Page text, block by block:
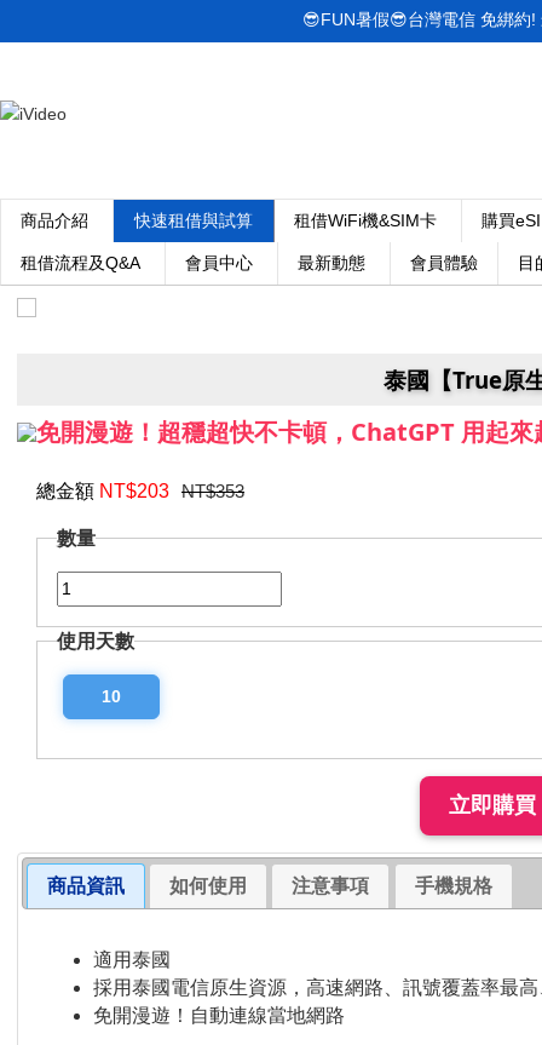
商品介紹 快速租借與試算 租借WiFi機&SIM卡 購買
租借流程及Q&A 會員中心 最新動態 會員體驗 目
😎FUN暑假😎台灣電信 免綁約
泰國【True原
免開漫遊！超穩超快不卡頓，ChatGPT 用起來
總金額 NT$203 NT$353
數量
使用天數
10
商品資訊 如何使用 注意事項 手機規格
適用泰國
採用泰國電信原生資源，高速網路、訊號覆蓋率最
免開漫遊！自動連線當地網路